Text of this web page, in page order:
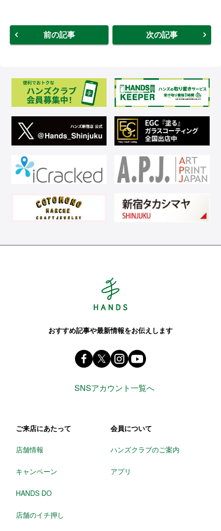
前の記事 次の記事
おすすめ記事や最新情報をお伝えします
Facebook ハンズ公式ファンページ
X(旧 twitter) @Hands_official_
instagram
SNSアカウント一覧へ
ご来店にあたって
店舗情報
キャンペーン
HANDS DO
店舗のイチ押し
会員について
ハンズクラブのご案内
アプリ